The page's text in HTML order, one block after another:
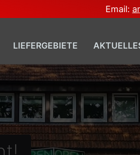
Email:
LIEFERGEBIETE